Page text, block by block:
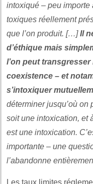
intoxiqué – peu
toxiques réellement
que l’on produit. […]Il
d’éthique mais
l’on peut
coexistence – et
s’intoxiquer
déterminer jusqu’où on
soit une intoxication, et
est une intoxication.
importante – une
l’abandonne
Les taux limites